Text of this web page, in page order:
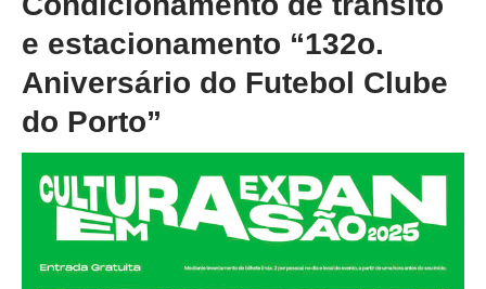
e estacionamento “132o.
Aniversário do Futebol Clube
do Porto”